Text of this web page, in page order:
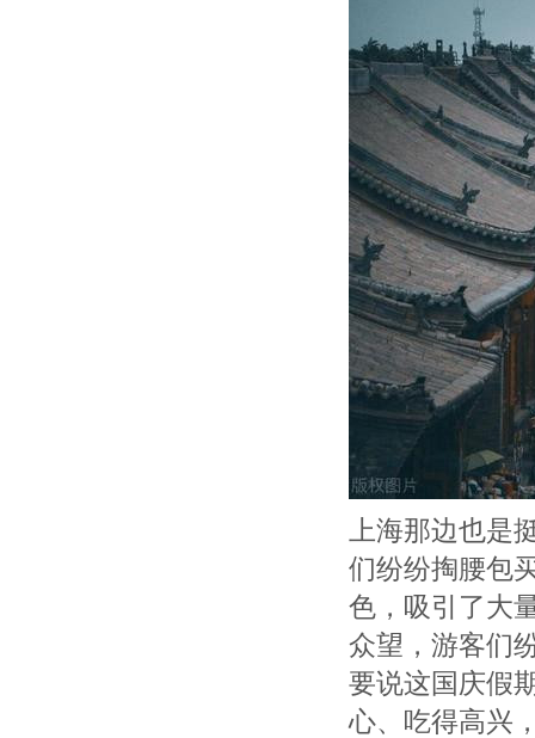
上海那边也是
们纷纷掏腰包
色，吸引了大
众望，游客们
要说这国庆假
心、吃得高兴